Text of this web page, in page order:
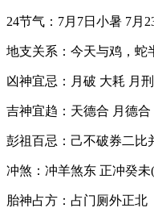
24节气：7月7日小暑 7月
地支关系：今天与鸡，蛇
凶神宜忌：月破 大耗 月
吉神宜趋：天德合 月德合
彭祖百忌：己不破券二比
冲煞：冲羊煞东 正冲癸未
胎神占方：占门厕外正北